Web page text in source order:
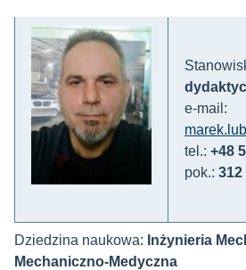
e-mail:
tel.: +48
pok.: 312
Dziedzina naukowa: Inżynieria
Mechaniczno-Medyczna